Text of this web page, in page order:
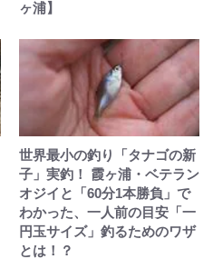
ヶ浦】
世界最小の釣り「タナゴの新
子」実釣！ 霞ヶ浦・ベテラン
オジイと「60分1本勝負」で
わかった、一人前の目安「一
円玉サイズ」釣るためのワザ
とは！？